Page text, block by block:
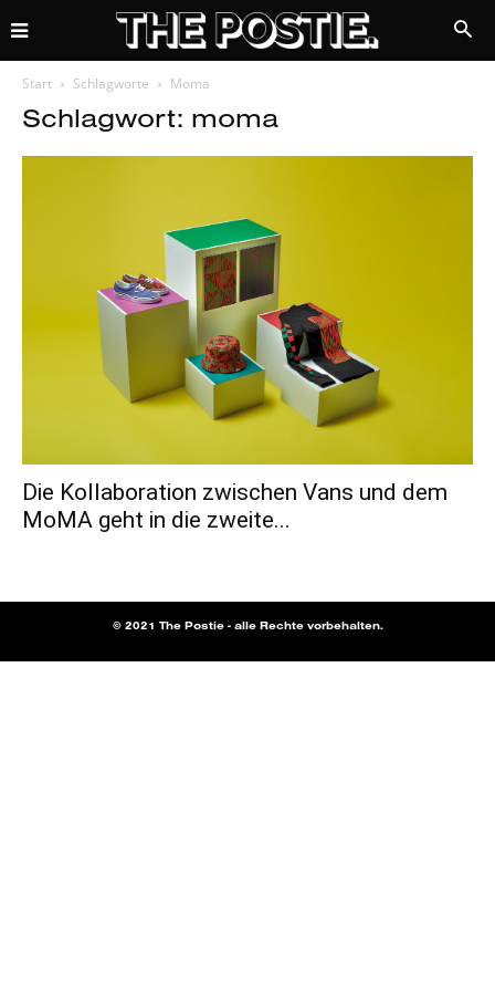
Start Schlagworte Moma
Schlagwort: moma
Die Kollaboration zwischen Vans und dem
MoMA geht in die zweite...
© 2021 The Postie - alle Rechte vorbehalten.